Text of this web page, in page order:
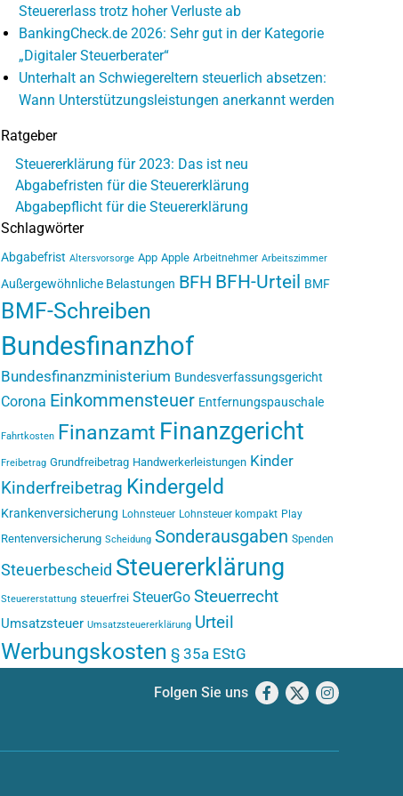
Steuererlass trotz hoher Verluste ab
BankingCheck.de 2026: Sehr gut in der Kategorie
„Digitaler Steuerberater“
Unterhalt an Schwiegereltern steuerlich absetzen:
Wann Unterstützungsleistungen anerkannt werden
Ratgeber
Steuererklärung für 2023: Das ist neu
Abgabefristen für die Steuererklärung
Abgabepflicht für die Steuererklärung
Schlagwörter
Abgabefrist Altersvorsorge App Apple Arbeitnehmer Arbeitszimmer
Außergewöhnliche Belastungen BFH BFH-Urteil BMF
BMF-Schreiben
Bundesfinanzhof
Bundesfinanzministerium Bundesverfassungsgericht
Corona Einkommensteuer Entfernungspauschale
Fahrtkosten Finanzamt Finanzgericht
Freibetrag Grundfreibetrag Handwerkerleistungen Kinder
Kinderfreibetrag Kindergeld
Krankenversicherung Lohnsteuer Lohnsteuer kompakt Play
Rentenversicherung Scheidung Sonderausgaben Spenden
Steuerbescheid Steuererklärung
Steuererstattung steuerfrei SteuerGo Steuerrecht
Umsatzsteuer Umsatzsteuererklärung Urteil
Werbungskosten § 35a EStG
Folgen Sie uns Facebook
X Instagram